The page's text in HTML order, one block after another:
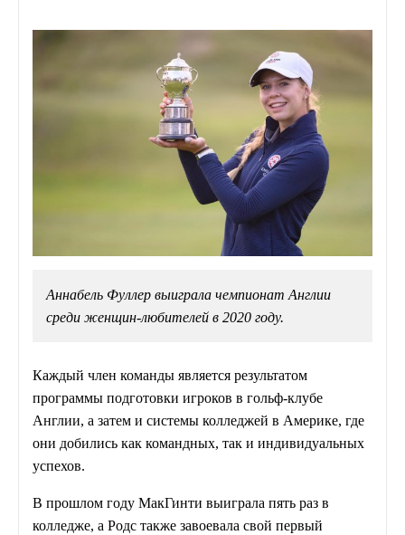
Аннабель Фуллер выиграла чемпионат Англии
среди женщин-любителей в 2020 году.
Каждый член команды является результатом
программы подготовки игроков в гольф-клубе
Англии, а затем и системы колледжей в Америке, где
они добились как командных, так и индивидуальных
успехов.
В прошлом году МакГинти выиграла пять раз в
колледже, а Родс также завоевала свой первый